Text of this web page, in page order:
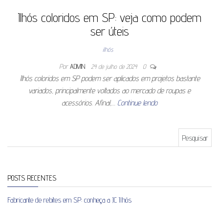
Ilhós coloridos em SP: veja como podem
ser úteis
ilhós
Por ADMIN 24 de julho de 2024 0
Ilhós coloridos em SP podem ser aplicados em projetos bastante
variados, principalmente voltados ao mercado de roupas e
acessórios. Afinal,… Continue lendo
POSTS RECENTES
Fabricante de rebites em SP: conheça a JC Ilhós